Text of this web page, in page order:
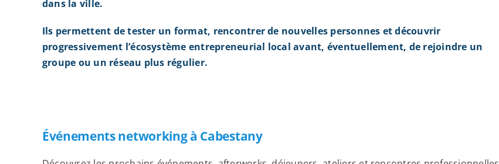
dans la ville.
Ils permettent de tester un format, rencontrer de nouvelles personnes et découvrir
progressivement l’écosystème entrepreneurial local avant, éventuellement, de rejoindre un
groupe ou un réseau plus régulier.
Événements networking à Cabestany